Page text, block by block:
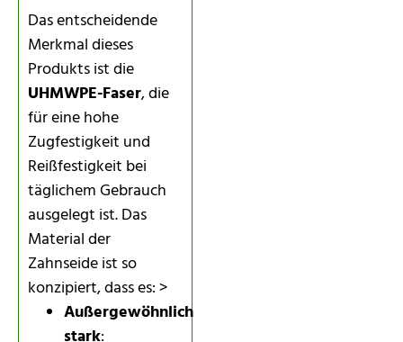
Das entscheidende
Merkmal dieses
Produkts ist die
UHMWPE-Faser, die
für eine hohe
Zugfestigkeit und
Reißfestigkeit bei
täglichem Gebrauch
ausgelegt ist. Das
Material der
Zahnseide ist so
konzipiert, dass es: >
Außergewöhnlich